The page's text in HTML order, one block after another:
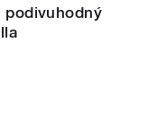
podivuhodný